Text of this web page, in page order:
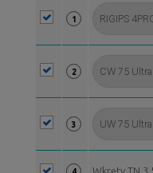
1
2
3
Wkręty TN